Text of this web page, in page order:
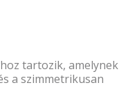
tartozik, amelynek
a szimmetrikusan